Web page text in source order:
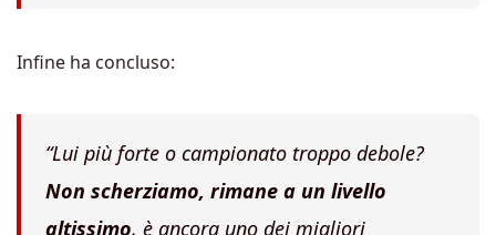
Infine ha concluso:
“Lui più forte o campionato troppo debole?
Non scherziamo, rimane a un livello
altissimo, è ancora uno dei migliori